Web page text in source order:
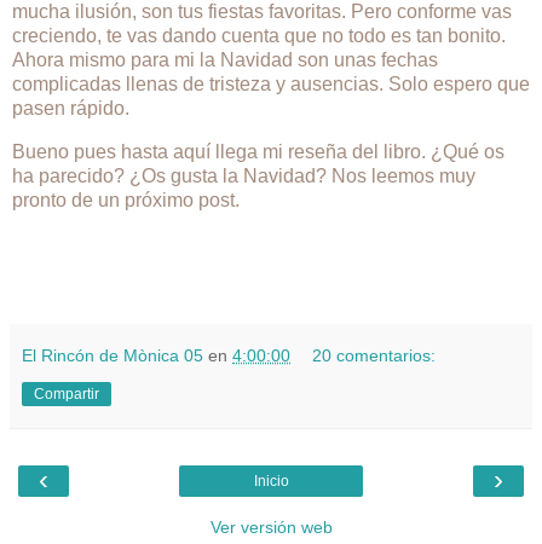
mucha ilusión, son tus fiestas favoritas. Pero conforme vas
creciendo, te vas dando cuenta que no todo es tan bonito.
Ahora mismo para mi la Navidad son unas fechas
complicadas llenas de tristeza y ausencias. Solo espero que
pasen rápido.
Bueno pues hasta aquí llega mi reseña del libro. ¿Qué os
ha parecido? ¿Os gusta la Navidad? Nos leemos muy
pronto de un próximo post.
El Rincón de Mònica 05 en 4:00:00 20 comentarios:
Compartir
‹ ›
Inicio
Ver versión web